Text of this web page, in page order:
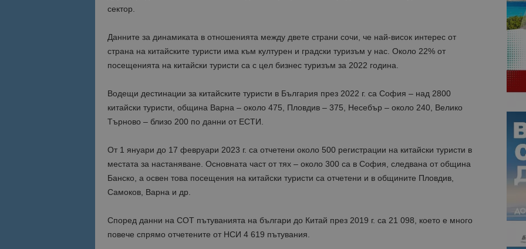
сектор.
Данните за динамиката в отношенията между двете страни сочи, че най-висок интерес от
страна на китайските туристи има към културен и градски туризъм у нас. Около 22% от
посещенията на китайски туристи са с цел бизнес туризъм за 2022 година.
Водещи дестинации за китайските туристи в България през 2022 г. са София – над 2800
китайски туристи, община Варна – около 475, Пловдив – 375, Несебър – около 240, Велико
Търново – близо 200 по данни от ЕСТИ.
От 1 януари до 17 февруари 2023 г. са отчетени около 500 регистрации на китайски туристи в
местата за настаняване. Основната част от тях – около 300 са в София, следвана от община
Банско, а освен това посещения на китайски туристи са отчетени и в общините Пловдив,
Самоков, Варна и др.
Според данни на СОТ пътуванията на българи до Китай през 2019 г. са 21 098, което е много
повече спрямо отчетените от НСИ 4 619 пътувания.